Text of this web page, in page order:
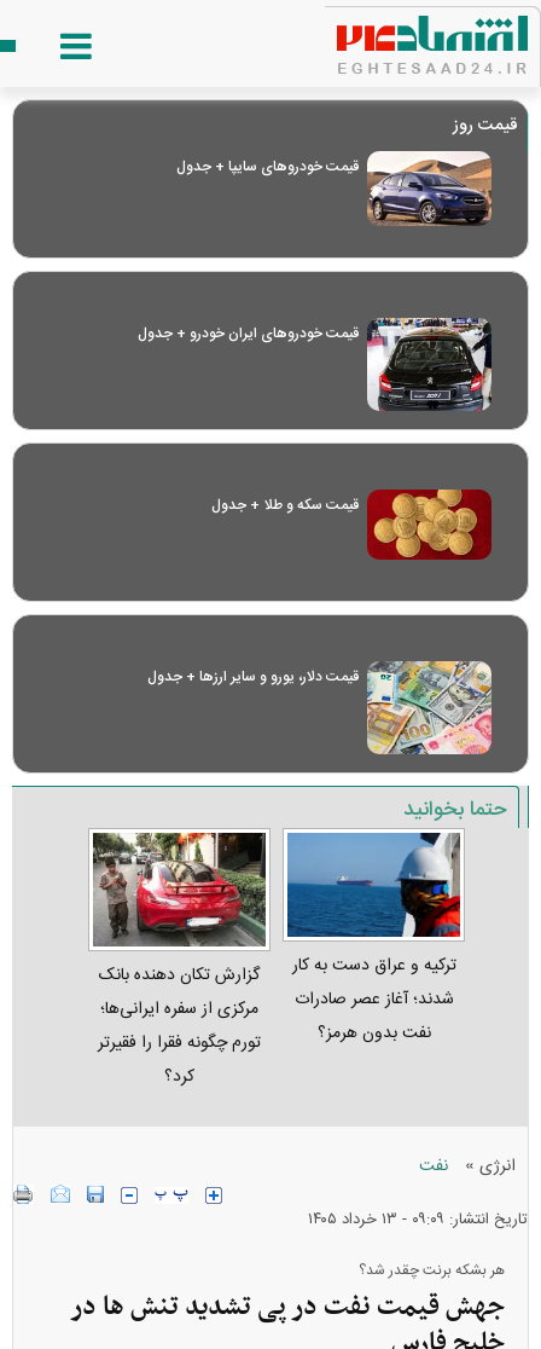
قیمت روز
قیمت خودرو‌های سایپا + جدول
قیمت خودرو‌های ایران خودرو + جدول
قیمت سکه و طلا + جدول
قیمت دلار، یورو و سایر ارز‌ها + جدول
حتما بخوانید
ترکیه و عراق دست به کار
شدند؛ آغاز عصر صادرات
نفت بدون هرمز؟
گزارش تکان‌ دهنده بانک
مرکزی از سفره ایرانی‌ها؛
تورم چگونه فقرا را فقیرتر
کرد؟
انرژی » نفت
تاریخ انتشار: ۰۹:۰۹ - ۱۳ خرداد ۱۴۰۵
هر بشکه برنت چقدر شد؟
جهش قیمت نفت در پی تشدید تنش ها در